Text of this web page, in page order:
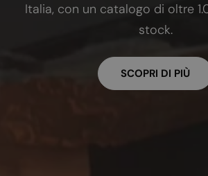
Italia, con un catalogo di oltre
stock.
SCOPRI DI PIÙ